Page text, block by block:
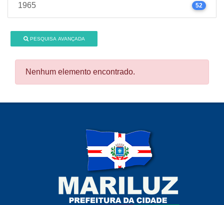
1965 52
PESQUISA AVANÇADA
Nenhum elemento encontrado.